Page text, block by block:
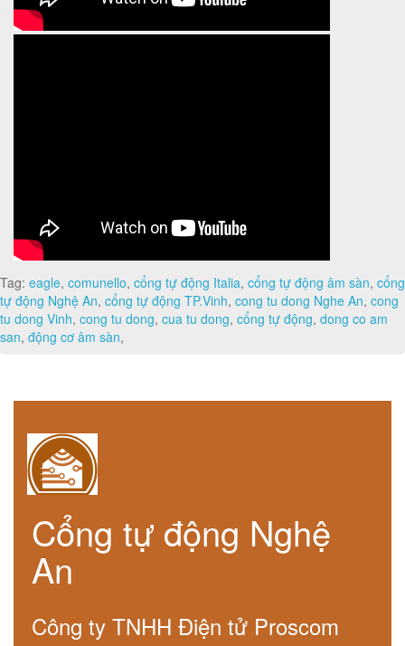
Tag: eagle, comunello, cổng tự động Italia, cổng tự động âm sàn, cổng
tự động Nghệ An, cổng tự động TP.Vinh, cong tu dong Nghe An, cong
tu dong Vinh, cong tu dong, cua tu dong, cổng tự động, dong co am
san, động cơ âm sàn,
Cổng tự động Nghệ
An
Công ty TNHH Điện tử Proscom